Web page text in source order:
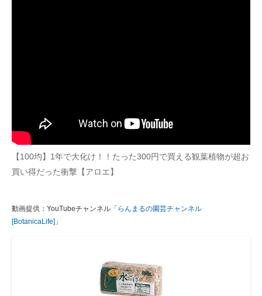
【100均】1年で大化け！！たった300円で買える観葉植物が超お
買い得だった衝撃【アロエ】
動画提供：YouTubeチャンネル「 らんまるの園芸チャンネル
[BotanicaLife] 」